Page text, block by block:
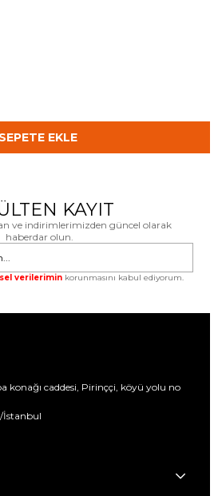
KAYIT
ve indirimlerimizden güncel olarak
haberdar olun.
verilerimin korunmasını kabul ediyorum.
konağı caddesi, Pirinççi, köyü yolu no
İstanbul